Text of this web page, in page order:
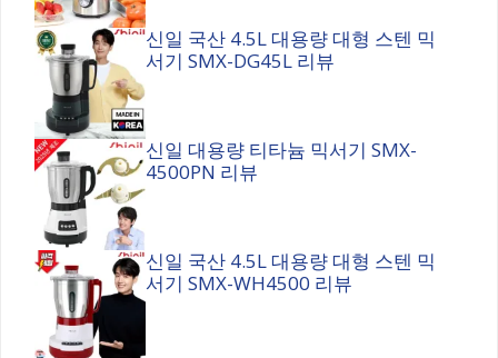
신일 국산 4.5L 대용량 대형 스텐 믹
서기 SMX-DG45L 리뷰
신일 대용량 티타늄 믹서기 SMX-
4500PN 리뷰
신일 국산 4.5L 대용량 대형 스텐 믹
서기 SMX-WH4500 리뷰